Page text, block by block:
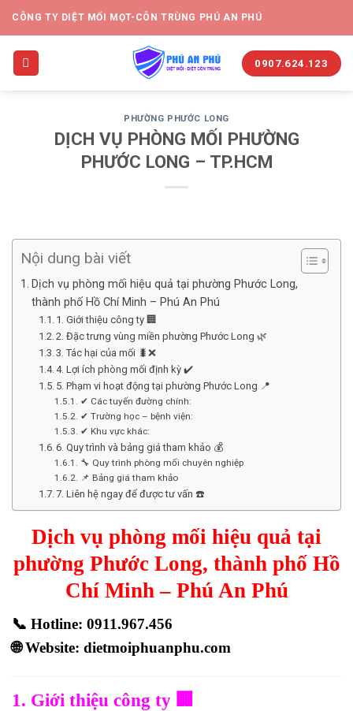
CÔNG TY DIỆT MỐI MỌT-CÔN TRÙNG PHÚ AN PHÚ
0907.624.123
PHƯỜNG PHƯỚC LONG
DỊCH VỤ PHÒNG MỐI PHƯỜNG
PHƯỚC LONG – TP.HCM
Nội dung bài viết
Dịch vụ phòng mối hiệu quả tại phường Phước Long,
thành phố Hồ Chí Minh – Phú An Phú
1. Giới thiệu công ty 🏢
2. Đặc trưng vùng miền phường Phước Long 🌿
3. Tác hại của mối 🐛❌
4. Lợi ích phòng mối định kỳ ✔️
5. Phạm vi hoạt động tại phường Phước Long 📍
✔ Các tuyến đường chính:
✔ Trường học – bệnh viện:
✔ Khu vực khác:
6. Quy trình và bảng giá tham khảo 💰
🔧 Quy trình phòng mối chuyên nghiệp
📌 Bảng giá tham khảo
7. Liên hệ ngay để được tư vấn ☎️
Dịch vụ phòng mối hiệu quả tại
phường Phước Long, thành phố Hồ
Chí Minh – Phú An Phú
📞 Hotline: 0911.967.456
🌐Website: dietmoiphuanphu.com
1. Giới thiệu công ty 🏢